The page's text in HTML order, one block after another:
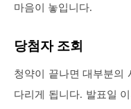
마음이 놓입니다.
당첨자 조회
청약이 끝나면 대부분의
다리게 됩니다. 발표일